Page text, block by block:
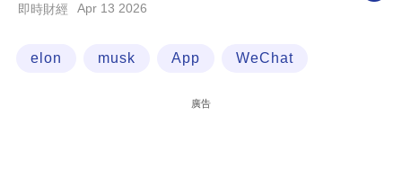
科
即時財經 Apr 13 2026
elon musk App WeChat
廣告